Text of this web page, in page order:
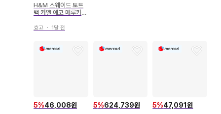
H&M 스웨이드 토트
백 카멜 에코 메루카리
효고 ・ 1달 전
5%46,008원 5%624,739원 5%47,091원